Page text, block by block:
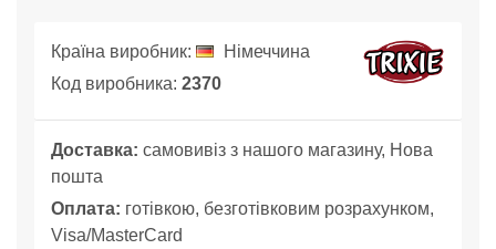
Країна виробник:
Німеччина
Код виробника: 2370
Доставка: самовивіз з нашого магазину, Нова
пошта
Оплата: готівкою, безготівковим розрахунком,
Visa/MasterCard